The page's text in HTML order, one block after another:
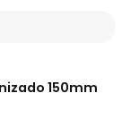
150mm